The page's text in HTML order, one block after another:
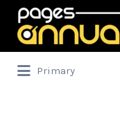
Rechercher:
Primary